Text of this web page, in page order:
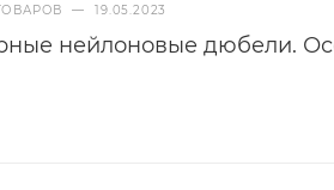
— 19.05.2023
нейлоновые дюбели.